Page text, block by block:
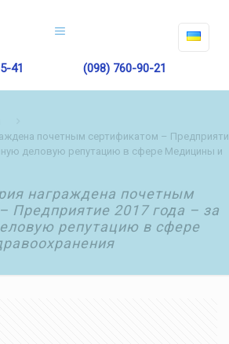
41 (098) 760-90-21
награждена почетным
Предприятие 2017 года – за
репутацию в сфере
почетным сертификатом –
деловую репутацию в сфере Медицины и